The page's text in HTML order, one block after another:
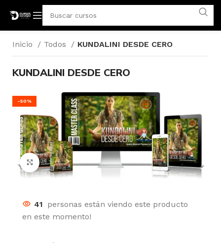
Inicio Todos KUNDALINI DESDE CERO
KUNDALINI DESDE CERO
-50%
Click para agrandar
41 personas están viendo este producto
en este momento!